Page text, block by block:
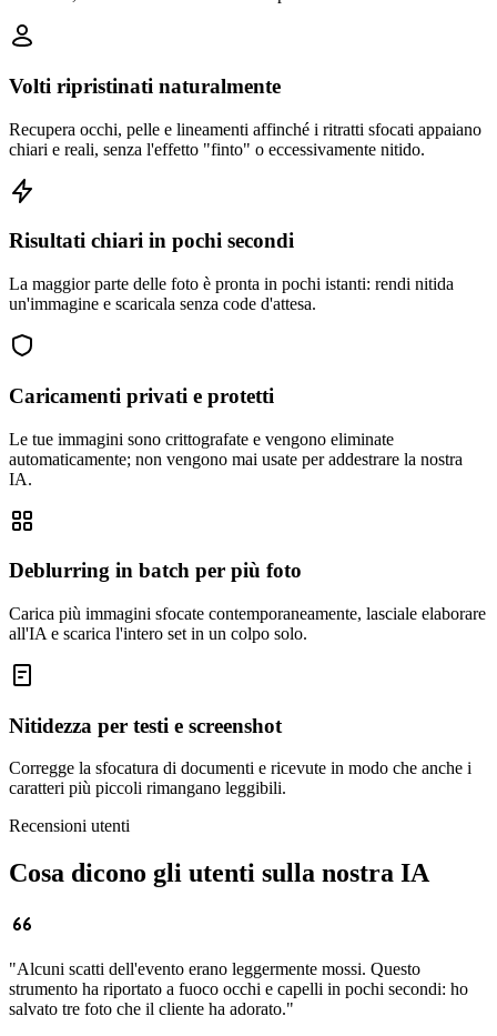
Volti ripristinati naturalmente
Recupera occhi, pelle e lineamenti affinché i ritratti sfocati appaiano
chiari e reali, senza l'effetto "finto" o eccessivamente nitido.
Risultati chiari in pochi secondi
La maggior parte delle foto è pronta in pochi istanti: rendi nitida
un'immagine e scaricala senza code d'attesa.
Caricamenti privati e protetti
Le tue immagini sono crittografate e vengono eliminate
automaticamente; non vengono mai usate per addestrare la nostra
IA.
Deblurring in batch per più foto
Carica più immagini sfocate contemporaneamente, lasciale elaborare
all'IA e scarica l'intero set in un colpo solo.
Nitidezza per testi e screenshot
Corregge la sfocatura di documenti e ricevute in modo che anche i
caratteri più piccoli rimangano leggibili.
Recensioni utenti
Cosa dicono gli utenti sulla nostra IA
"Alcuni scatti dell'evento erano leggermente mossi. Questo
strumento ha riportato a fuoco occhi e capelli in pochi secondi: ho
salvato tre foto che il cliente ha adorato."